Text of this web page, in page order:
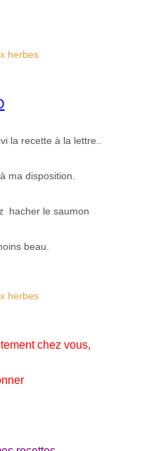
la recette à la lettre..
ma disposition.
hacher le saumon
beau.
chez vous,